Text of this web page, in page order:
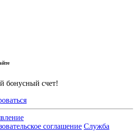
бонусный счет!
соглашение Служба